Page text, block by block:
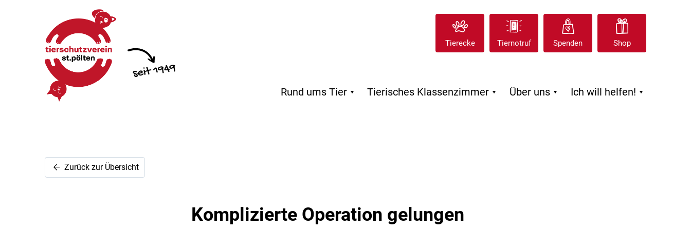
Tierecke Tiernotruf Spenden Shop
Rund ums Tier Tierisches Klassenzimmer  Über uns  Ich will helfen! 
Zurück zur Übersicht
Komplizierte Operation gelungen